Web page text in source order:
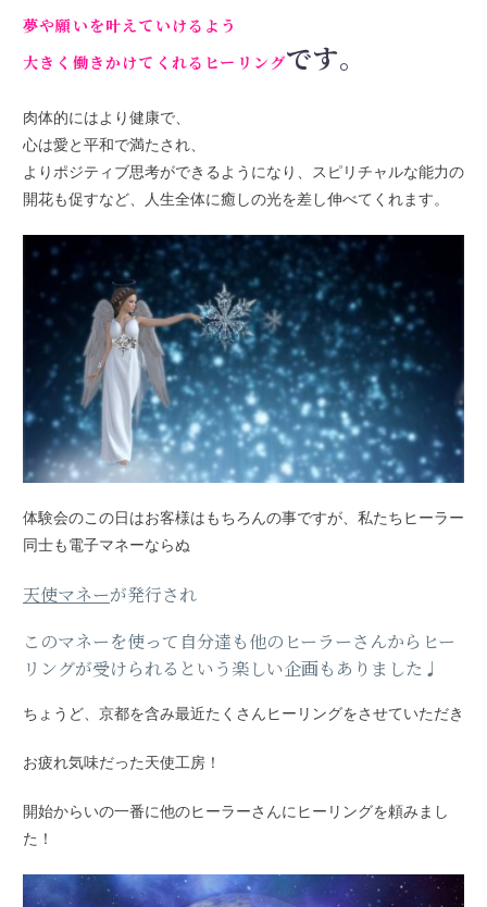
夢や願いを叶えていけるよう
大きく働きかけてくれるヒーリングです。
肉体的にはより健康で、
心は愛と平和で満たされ、
よりポジティブ思考ができるようになり、スピリチャルな能力の
開花も促すなど、人生全体に癒しの光を差し伸べてくれます。
体験会のこの日はお客様はもちろんの事ですが、私たちヒーラー
同士も電子マネーならぬ
天使マネーが発行され
このマネーを使って自分達も他のヒーラーさんからヒー
リングが受けられるという楽しい企画もありました♩
ちょうど、京都を含み最近たくさんヒーリングをさせていただき
お疲れ気味だった天使工房！
開始からいの一番に他のヒーラーさんにヒーリングを頼みまし
た！